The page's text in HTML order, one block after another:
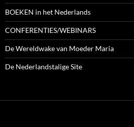
BOEKEN in het Nederlands
CONFERENTIES/WEBINARS
De Wereldwake van Moeder Maria
De Nederlandstalige Site